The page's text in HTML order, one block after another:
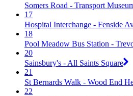
Somers Road - Transport
17
Hospital Interchange - Fenside
18
Pool Meadow Bus Station -
20
Sainsbury's - All Saints Square
21
St Bernards Walk - Wood End
22